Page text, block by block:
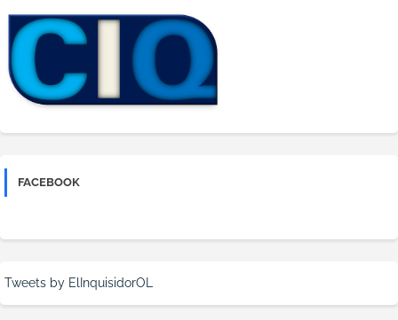
FACEBOOK
Tweets by ElInquisidorOL